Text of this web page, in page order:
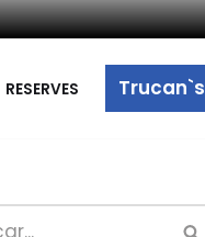
RESERVES Trucan`s